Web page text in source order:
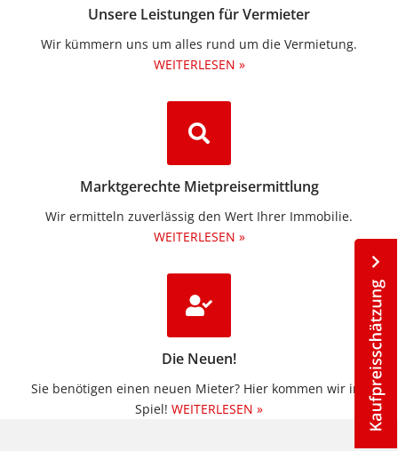
Unsere Leistungen für Vermieter
Wir kümmern uns um alles rund um die Vermietung.​
WEITERLESEN »
Marktgerechte Mietpreisermittlung
Wir ermitteln zuverlässig den Wert Ihrer Immobilie.
WEITERLESEN »
Die Neuen!
Sie benötigen einen neuen Mieter? Hier kommen wir ins
Spiel! WEITERLESEN »